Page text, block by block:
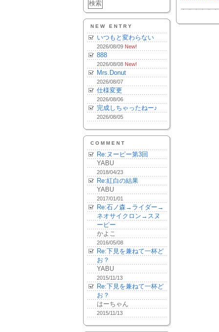
NEW ENTRY
いつもと変わらない
2026/08/09 New!
888
2026/08/08 New!
Mrs.Donut
2026/08/07
仕様変更
2026/08/06
完成しちゃったねー♪
2026/08/05
COMMENT
Re:ヌーピー第3回
YABU
2018/04/23
Re:紅白の結果
YABU
2017/01/01
Re:石ノ森→ライダー→
ネオサイクロン→スヌ
ーピー
かよこ
2016/05/08
Re:下見を兼ねて一杯ど
お？
YABU
2015/11/13
Re:下見を兼ねて一杯ど
お？
はーちゃん
2015/11/13